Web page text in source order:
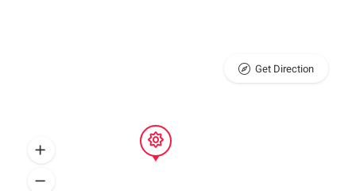
Get Direction